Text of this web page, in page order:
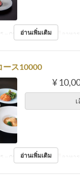
~ 05 ม.ค. มื้ออาหาร อาหา
อ่านเพิ่มเติม
ース10000
¥
~ 05 ม.ค. มื้ออาหาร อาหา
อ่านเพิ่มเติม